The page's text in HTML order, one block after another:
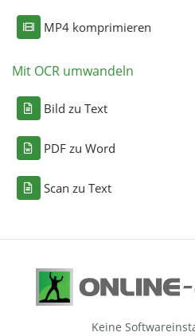
MP4 komprimieren
Mit OCR umwandeln
Bild zu Text
PDF zu Word
Scan zu Text
Keine